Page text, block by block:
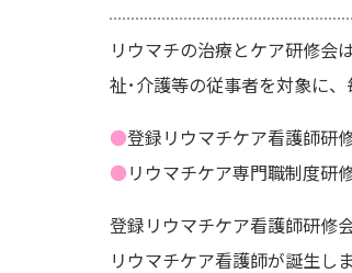
リウマチの治療とケア研修会
祉･介護等の従事者を対象に、
●登録リウマチケア看護師
● リウマチケア専門職制度
登録リウマチケア看護師研修
リウマチケア看護師が誕生し